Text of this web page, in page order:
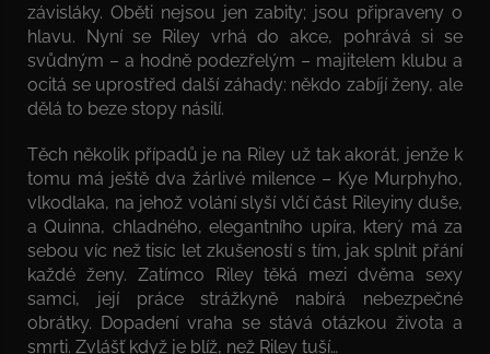
závisláky. Oběti nejsou jen zabity; jsou připraveny o
hlavu. Nyní se Riley vrhá do akce, pohrává si se
svůdným – a hodně podezřelým – majitelem klubu a
ocitá se uprostřed další záhady: někdo zabíjí ženy, ale
dělá to beze stopy násilí.
Těch několik případů je na Riley už tak akorát, jenže k
tomu má ještě dva žárlivé milence – Kye Murphyho,
vlkodlaka, na jehož volání slyší vlčí část Rileyiny duše,
a Quinna, chladného, elegantního upíra, který má za
sebou víc než tisíc let zkušeností s tím, jak splnit přání
každé ženy. Zatímco Riley těká mezi dvěma sexy
samci, její práce strážkyně nabírá nebezpečné
obrátky. Dopadení vraha se stává otázkou života a
smrti. Zvlášť když je blíž, než Riley tuší…